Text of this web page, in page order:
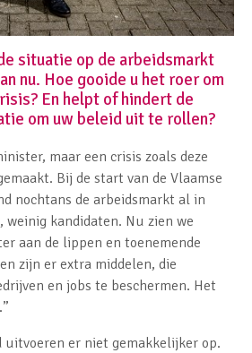
situatie op de arbeidsmarkt
nu. Hoe gooide u het roer om
En helpt of hindert de
om uw beleid uit te rollen?
maar een crisis zoals deze
Bij de start van de Vlaamse
nochtans de arbeidsmarkt al in
weinig kandidaten. Nu zien we
aan de lippen en toenemende
zijn er extra middelen, die
en jobs te beschermen. Het
uitvoeren er niet gemakkelijker op.